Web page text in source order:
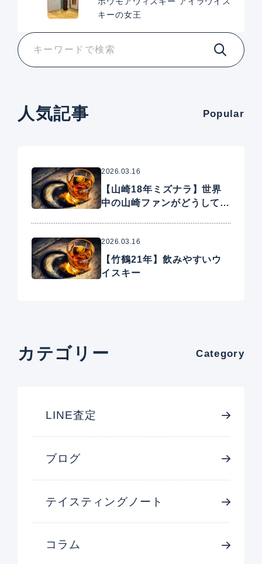
キーの女王
人気記事 Popular
2026.03.16
【山崎18年ミズナラ】世界
中の山崎ファンがどうしても
2026.03.16
【竹鶴21年】飲みやすいウ
イスキー
カテゴリー Category
LINE査定
ブログ
テイスティングノート
コラム